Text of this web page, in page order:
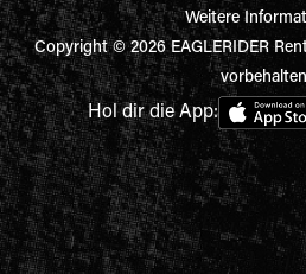
Weitere
Copyright © 2026 EAGLERIDER
Hol dir die App: